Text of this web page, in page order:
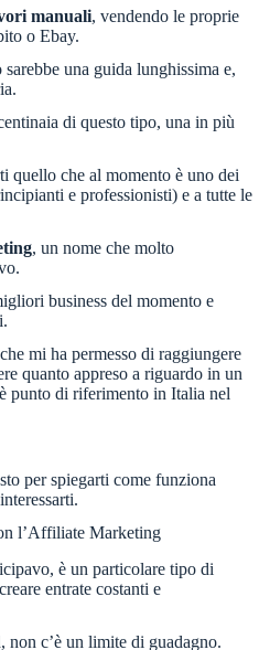
manuali, vendendo le proprie
o Ebay.
una guida lunghissima e,
di questo tipo, una in più
quello che al momento è uno dei
e professionisti) e a tutte le
, un nome che molto
business del momento e
mi ha permesso di raggiungere
quanto appreso a riguardo in un
punto di riferimento in Italia nel
per spiegarti come funziona
l’Affiliate Marketing
è un particolare tipo di
entrate costanti e
non c’è un limite di guadagno.